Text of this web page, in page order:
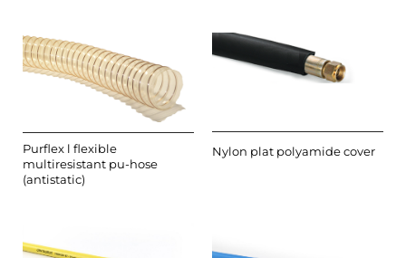
Purflex l flexible
multiresistant pu-hose
(antistatic)
Nylon plat polyamide cover